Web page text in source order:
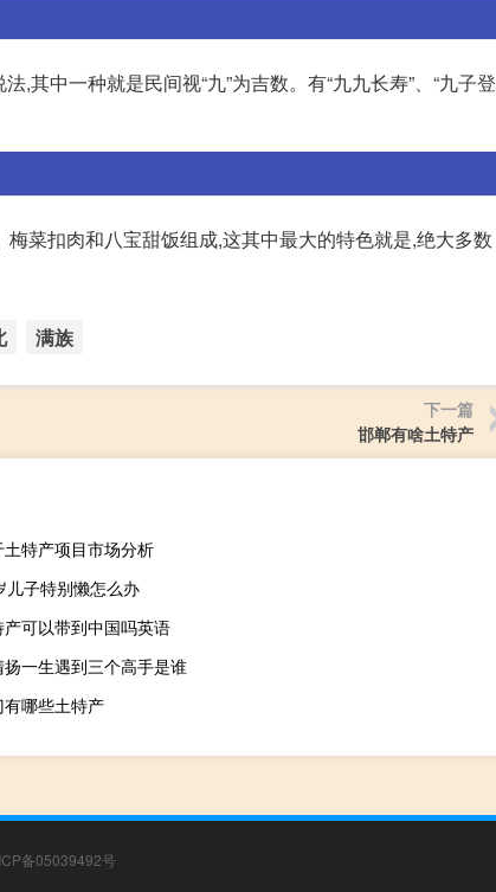
,其中一种就是民间视“九”为吉数。有“九九长寿”、“九子登
菜扣肉和八宝甜饭组成,这其中最大的特色就是,绝大多数
满族
下一篇
邯郸有啥土特产
土特产项目市场分析
儿子特别懒怎么办
产可以带到中国吗英语
扬一生遇到三个高手是谁
有哪些土特产
备05039492号